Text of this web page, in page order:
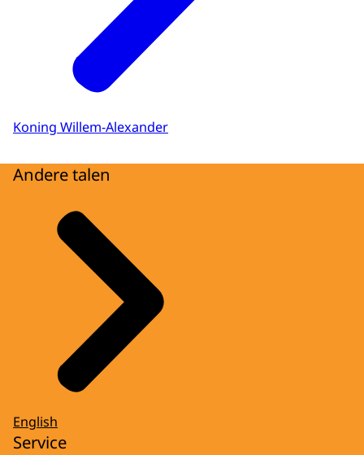
Koning Willem-Alexander
Andere talen
English
Service